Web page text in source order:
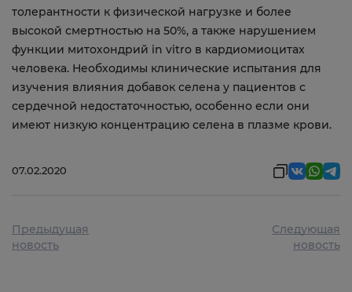
толерантности к физической нагрузке и более
высокой смертностью на 50%, а также нарушением
функции митохондрий in vitro в кардиомиоцитах
человека. Необходимы клинические испытания для
изучения влияния добавок селена у пациентов с
сердечной недостаточностью, особенно если они
имеют низкую концентрацию селена в плазме крови.
07.02.2020
Предыдущая
новость
Следующая
новость